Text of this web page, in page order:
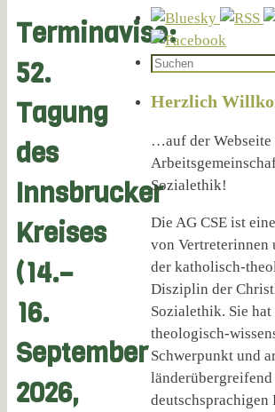
Terminaviso:
52.
Tagung
des
Innsbrucker
Kreises
(14.–
16.
September
2026,
Suchen
Herzlich
…auf der Webseite
Sozialethik!
Die AG CSE ist
von Vertreterinnen
der katholisch-
Disziplin der
Sozialethik. Sie hat
theologisch-
Schwerpunkt und
deutschsprachigen